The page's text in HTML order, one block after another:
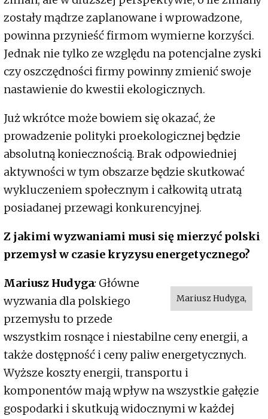
zostały mądrze zaplanowane i wprowadzone,
powinna przynieść firmom wymierne korzyści.
Jednak nie tylko ze względu na potencjalne zyski
czy oszczędności firmy powinny zmienić swoje
nastawienie do kwestii ekologicznych.
Już wkrótce może bowiem się okazać, że
prowadzenie polityki proekologicznej będzie
absolutną koniecznością. Brak odpowiedniej
aktywności w tym obszarze będzie skutkować
wykluczeniem społecznym i całkowitą utratą
posiadanej przewagi konkurencyjnej.
Z jakimi wyzwaniami musi się mierzyć polski
przemysł w czasie kryzysu energetycznego?
Mariusz Hudyga,
Mariusz Hudyga: Główne
wyzwania dla polskiego
przemysłu to przede
wszystkim rosnące i niestabilne ceny energii, a
także dostępność i ceny paliw energetycznych.
Wyższe koszty energii, transportu i
komponentów mają wpływ na wszystkie gałęzie
gospodarki i skutkują widocznymi w każdej